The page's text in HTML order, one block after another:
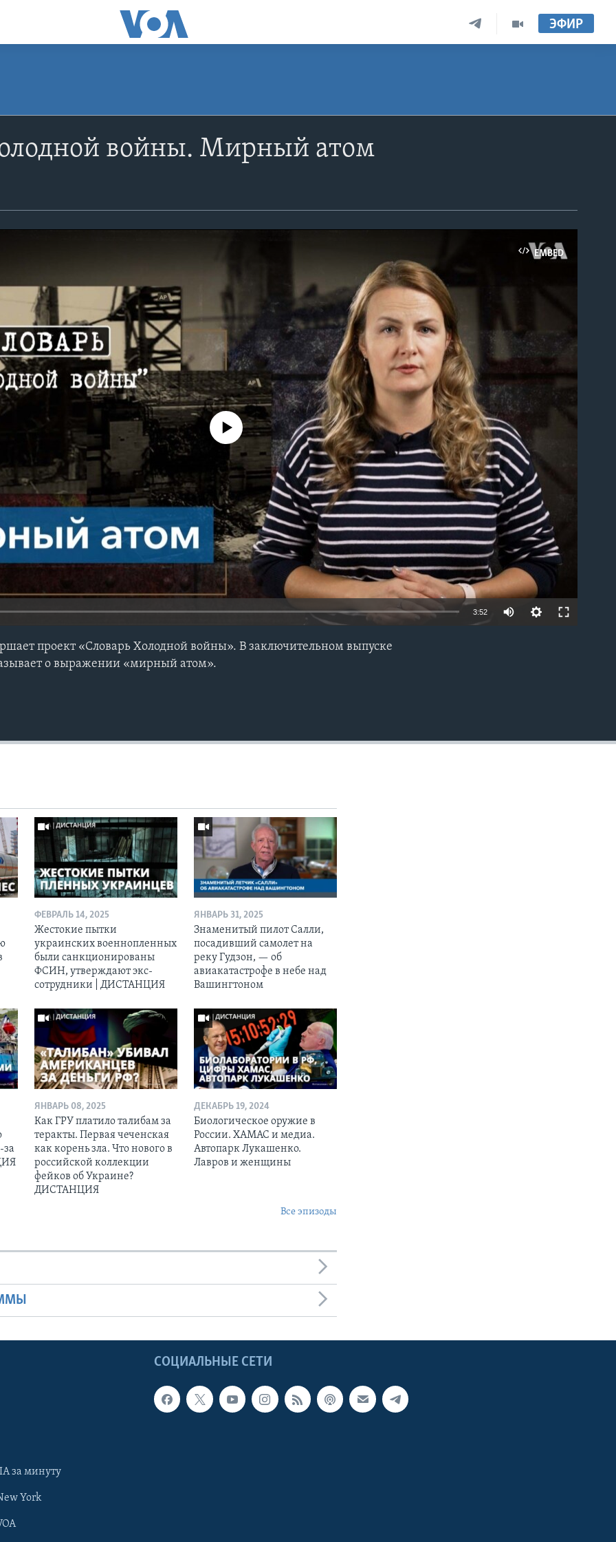
ЭФИР
войны. Мирный атом
EMBED
No media source currently available
3:52
проект «Словарь Холодной войны». В заключительном выпуске
о выражении «мирный атом».
ФЕВРАЛЬ 14, 2025
Жестокие пытки
украинских военнопленных
были санкционированы
ФСИН, утверждают экс-
сотрудники | ДИСТАНЦИЯ
ЯНВАРЬ 31, 2025
Знаменитый пилот Салли,
посадивший самолет на
реку Гудзон, — об
авиакатастрофе в небе над
Вашингтоном
за
ЯНВАРЬ 08, 2025
Как ГРУ платило талибам за
теракты. Первая чеченская
как корень зла. Что нового в
российской коллекции
фейков об Украине?
ДИСТАНЦИЯ
ДЕКАБРЬ 19, 2024
Биологическое оружие в
России. ХАМАС и медиа.
Автопарк Лукашенко.
Лавров и женщины
Все эпизоды
СОЦИАЛЬНЫЕ СЕТИ
за минуту
York